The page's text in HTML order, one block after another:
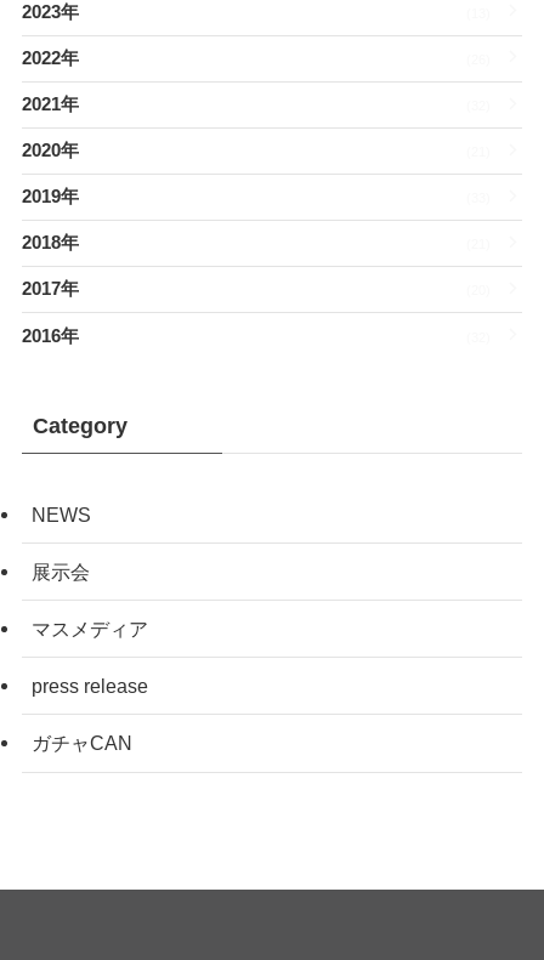
2023年
2022年
2021年
2020年
2019年
2018年
2017年
2016年
Category
NEWS
展示会
マスメディア
press release
ガチャCAN